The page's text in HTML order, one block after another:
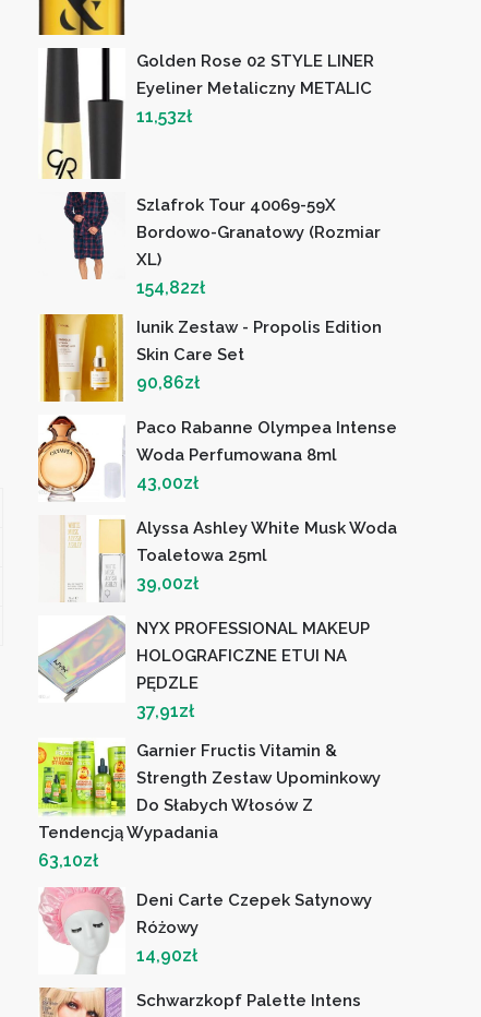
Golden Rose 02 STYLE LINER
Eyeliner Metaliczny METALIC
11,53zł
Szlafrok Tour 40069-59X
Bordowo-Granatowy (Rozmiar
XL)
154,82zł
Iunik Zestaw - Propolis Edition
Skin Care Set
90,86zł
Paco Rabanne Olympea Intense
Woda Perfumowana 8ml
43,00zł
Alyssa Ashley White Musk Woda
Toaletowa 25ml
39,00zł
NYX PROFESSIONAL MAKEUP
HOLOGRAFICZNE ETUI NA
PĘDZLE
37,91zł
Garnier Fructis Vitamin &
Strength Zestaw Upominkowy
Do Słabych Włosów Z
Tendencją Wypadania
63,10zł
Deni Carte Czepek Satynowy
Różowy
14,90zł
Schwarzkopf Palette Intens